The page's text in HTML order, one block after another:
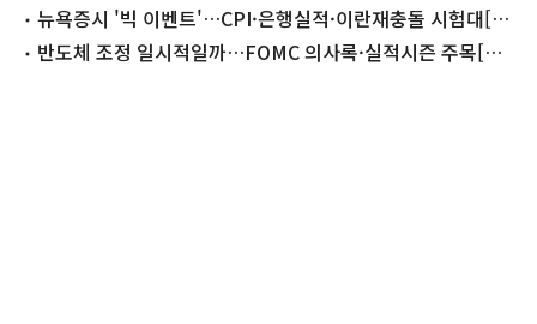
가프리뷰]
뉴욕증시 '빅 이벤트'…CPI·은행실적·이란재충돌 시험대[월
가프리뷰]
반도체 조정 일시적일까…FOMC 의사록·실적시즌 주목[월